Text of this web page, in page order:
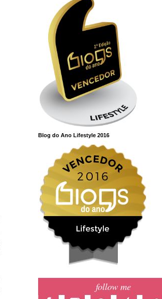
Blog do Ano Lifestyle 2016
follow me